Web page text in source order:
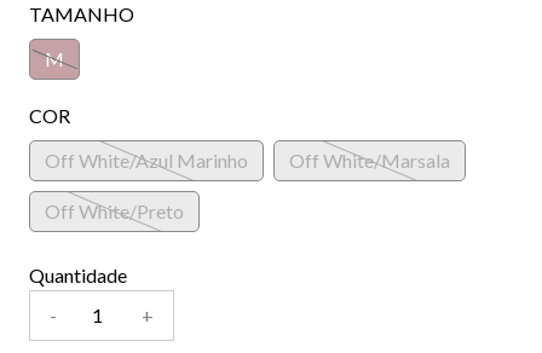
TAMANHO
M
COR
Off White/Azul Marinho
Off White/Marsala
Off White/Preto
Quantidade
-
+